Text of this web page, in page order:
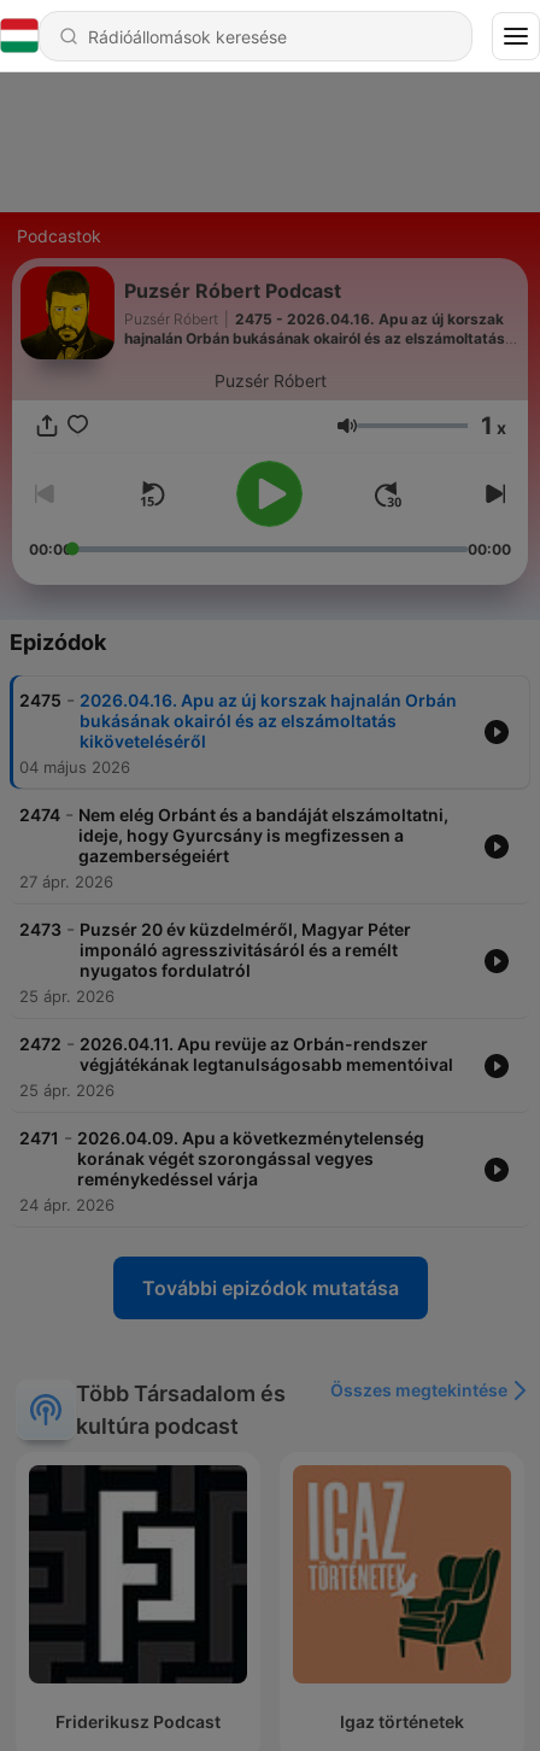
Podcastok
Puzsér Róbert Podcast
Puzsér Róbert
2475 - 2026.04.16. Apu az új korszak
hajnalán Orbán bukásának okairól és az elszámoltatás
Puzsér Róbert
Hangerő 1 x
00:00 00:00
Epizódok
2475 - 2026.04.16. Apu az új korszak hajnalán Orbán
bukásának okairól és az elszámoltatás
kiköveteléséről
04 május 2026
2474 - Nem elég Orbánt és a bandáját elszámoltatni,
ideje, hogy Gyurcsány is megfizessen a
gazemberségeiért
27 ápr. 2026
2473 - Puzsér 20 év küzdelméről, Magyar Péter
imponáló agresszivitásáról és a remélt
nyugatos fordulatról
25 ápr. 2026
2472 - 2026.04.11. Apu revüje az Orbán-rendszer
végjátékának legtanulságosabb mementóival
25 ápr. 2026
2471 - 2026.04.09. Apu a következménytelenség
korának végét szorongással vegyes
reménykedéssel várja
24 ápr. 2026
További epizódok mutatása
Több Társadalom és
kultúra podcast
Összes megtekintése
Friderikusz Podcast Igaz történetek